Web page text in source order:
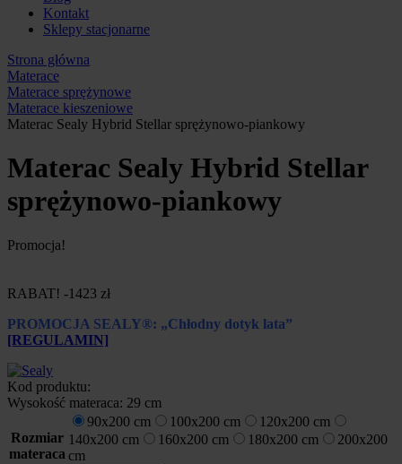
Kontakt
Sklepy stacjonarne
Strona główna
Materace
Materace sprężynowe
Materace kieszeniowe
Materac Sealy Hybrid Stellar sprężynowo-piankowy
Materac Sealy Hybrid Stellar
sprężynowo-piankowy
Promocja!
RABAT! -1423 zł
PROMOCJA SEALY®: „Chłodny dotyk lata”
[REGULAMIN]
Kod produktu:
Wysokość materaca: 29 cm
Rozmiar
materaca
90x200 cm 100x200 cm
120x200 cm
140x200 cm
160x200 cm 180x200 cm
200x200
cm